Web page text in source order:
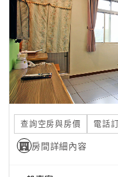
顧
客
滿
意
度
訂
單
管
理
查詢空房與房價 電話
房間詳細內容